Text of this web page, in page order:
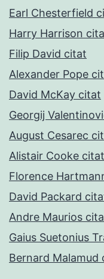
Earl Chesterfield
Harry Harrison
Filip David citat
Alexander Pope
David McKay citat
Georgij
August Cesarec
Alistair Cooke citat
Florence
David Packard
Andre Maurios
Gaius Suetonius
Bernard Malamud